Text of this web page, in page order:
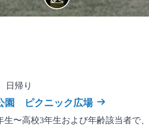
日帰り
園 ピクニック広場
生〜高校3年生および年齢該当者で